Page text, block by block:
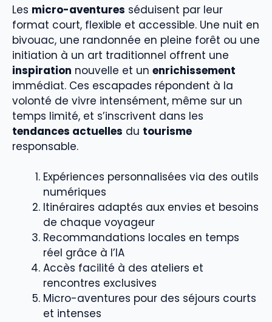
Les micro-aventures séduisent par leur
format court, flexible et accessible. Une nuit en
bivouac, une randonnée en pleine forêt ou une
initiation à un art traditionnel offrent une
inspiration nouvelle et un enrichissement
immédiat. Ces escapades répondent à la
volonté de vivre intensément, même sur un
temps limité, et s’inscrivent dans les
tendances actuelles du tourisme
responsable.
Expériences personnalisées via des outils
numériques
Itinéraires adaptés aux envies et besoins
de chaque voyageur
Recommandations locales en temps
réel grâce à l’IA
Accès facilité à des ateliers et
rencontres exclusives
Micro-aventures pour des séjours courts
et intenses